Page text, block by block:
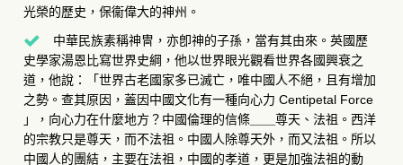
光榮的歷史，保衞偉大的神州。
中華民族素稱神冑，亦卽神的子孫，當有其由來。英國歷
史學家湯恩比寫世界史綱，他以世界眼光觀看世界各國興衰之
道，他說：「世界古老國家多已滅亡，唯中國人不絕，且有增加
之勢。查其原因，蓋因中國文化有一種向心力 Centipetal Force
」，向心力在什麼地方？中國倫理的信條＿＿尊天、法祖。西洋
的宗教只是尊天，而不法祖。中國人除尊天外，而又法祖。所以
中國人的團結，主要在法祖，中國的孝道，更是加強法祖的動